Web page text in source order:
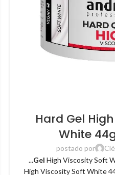
Hard Gel
White
postado por
...Gel High Viscosity Soft
High Viscosity Soft White